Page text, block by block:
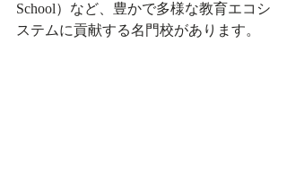
School）など、豊かで多様な教育エコシ
ステムに貢献する名門校があります。